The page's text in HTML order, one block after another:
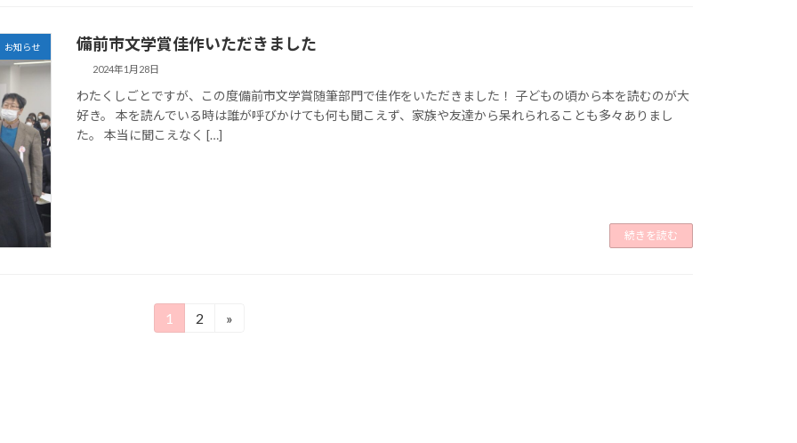
お知らせ 備前市文学賞佳作いただきました
2024年1月28日
わたくしごとですが、この度備前市文学賞随筆部門で佳作をいただきました！ 子どもの頃から本を読むのが大
好き。 本を読んでいる時は誰が呼びかけても何も聞こえず、家族や友達から呆れられることも多々ありまし
た。 本当に聞こえなく […]
続きを読む
固
1
固
2 »